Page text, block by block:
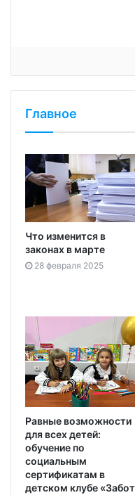
Главное
Что изменится в
законах в марте
28 февраля 2025
Равные возможности
для всех детей:
обучение по
социальным
сертификатам в
детском клубе